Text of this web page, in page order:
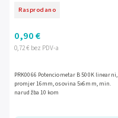
Rasprodano
0,72 € bez PDV-a
0,90 €
PRK0066 Potenciometar B 500K linearni,
promjer 16mm, osovina 5x6mm, min.
narudžba 10 kom